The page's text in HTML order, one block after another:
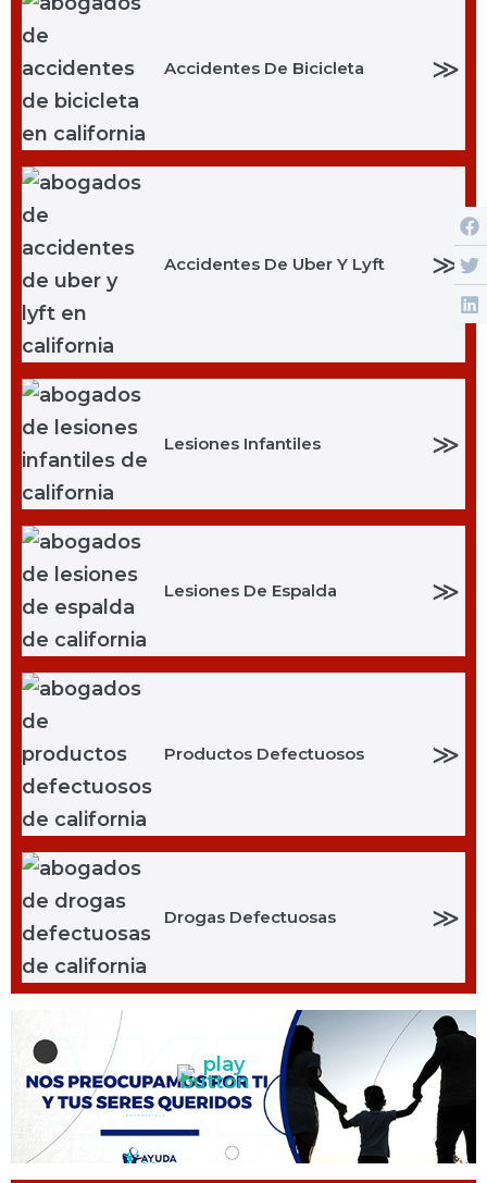
Accidentes De Bicicleta ≫
Accidentes De Uber Y Lyft ≫
Lesiones Infantiles ≫
Lesiones De Espalda ≫
Productos Defectuosos ≫
Drogas Defectuosas ≫